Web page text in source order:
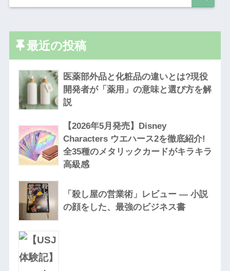
最近の投稿
医薬部外品と化粧品の違いとは?現役
開発者が「薬用」の意味と選び方を解
説
【2026年5月発売】Disney
Characters ウエハース2を徹底紹介!
全35種のメタリックカードがキラキラ
高級感
「殺し屋の営業術」レビュー — 小説
の顔をした、最強のビジネス書